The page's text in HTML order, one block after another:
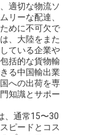
適切な物流ソ
リーな配達、
めに不可欠で
、大陸をまた
ている企業や
括的な貨物輸
る中国輸出業
への出荷を専
知識とサポー
、通常15〜30
ピードとコス